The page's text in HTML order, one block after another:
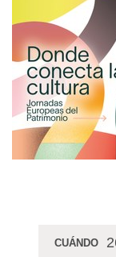
CUÁNDO